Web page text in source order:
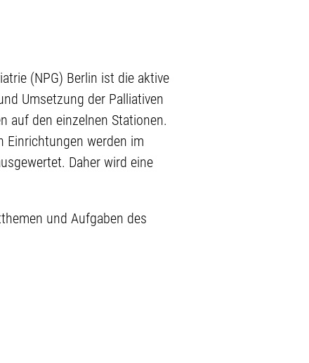
(NPG) Berlin ist die aktive
Umsetzung der Palliativen
auf den einzelnen Stationen.
Einrichtungen werden im
Daher wird eine
und Aufgaben des
und Palliative Care-
mit dazu bei, dass